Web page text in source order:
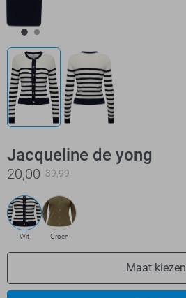
Jacqueline de yong
20,00 39,99
Wit Groen
Maat kiezen